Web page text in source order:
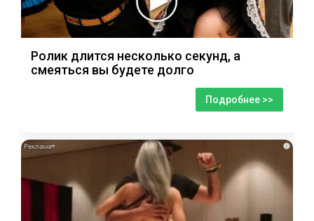
Ролик длится несколько секунд, а
смеяться вы будете долго
Подробнее >>
i